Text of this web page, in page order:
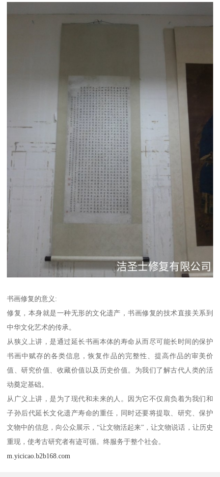
书画修复的意义:
修复，本身就是一种无形的文化遗产，书画修复的技术直接关系到
中华文化艺术的传承。
从狭义上讲，是通过延长书画本体的寿命从而尽可能长时间的保护
书画中赋存的各类信息，恢复作品的完整性、提高作品的审美价
值、研究价值、收藏价值以及历史价值。为我们了解古代人类的活
动奠定基础。
从广义上讲，是为了现代和未来的人。因为它不仅肩负着为我们和
子孙后代延长文化遗产寿命的重任，同时还要将提取、研究、保护
文物中的信息，向公众展示，“让文物活起来”，让文物说话，让历史
重现，使考古研究者有迹可循。终服务于整个社会。
m.yicicao.b2b168.com